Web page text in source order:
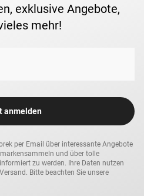
exklusive Angebote,
mehr!
anmelden
per Email über interessante Angebote
und über tolle
zu werden. Ihre Daten nutzen
Bitte beachten Sie unsere